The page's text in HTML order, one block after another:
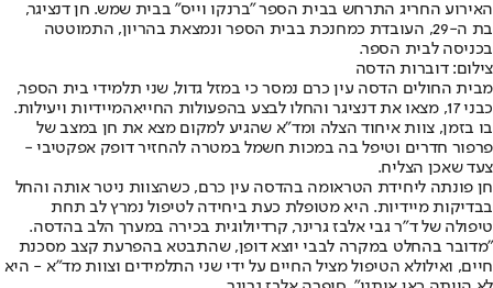
האירוע החריג התרחש בבית הספר "ברנקו וייס" בבית שמש. חן דנציגר,
בת ה-29, העובדת כמחנכת בבית הספר ונמצאת בהריון, התמוטטה
בכניסה לבית הספר.
צילום: דוברות הדסה
מבית החולים הדסה עין כרם נמסר כי במזל גדול, שני תלמידי בית הספר,
כבני 17, מצאו את דנציגר והחלו לבצע בה
פעולות החייאהמיידיות ויעילות.
בו בזמן, צוות איחוד הצלה ומד"א שהגיע למקום מצא את חן במצב של
פרפור חדרים וטיפל בה במכות חשמל במטרה להחזיר דופק אפקטיבי -
צעד שאכן הצליח.
חן פונתה ליחידת הטראומה בהדסה עין כרם, כשהצוות ניטר אותה והחל
בבדיקות מיידיות. היא מטופלת כעת ביחידה לטיפול נמרץ לב תחת
טיפולה של ד"ר גבי אלבז גרינר, קרדיולוגית בכירה במערך הלב בהדסה.
"מדובר בהחלט במקרה לבבי יוצא דופן, שהתבטא בהפרעת קצב מסכנת
חיים, ואילולא הטיפול מציל החיים על ידי שני התלמידים וצוות מד"א - היא